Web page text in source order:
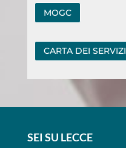
MOGC
CARTA DEI SERVIZI
SEI SU LECCE